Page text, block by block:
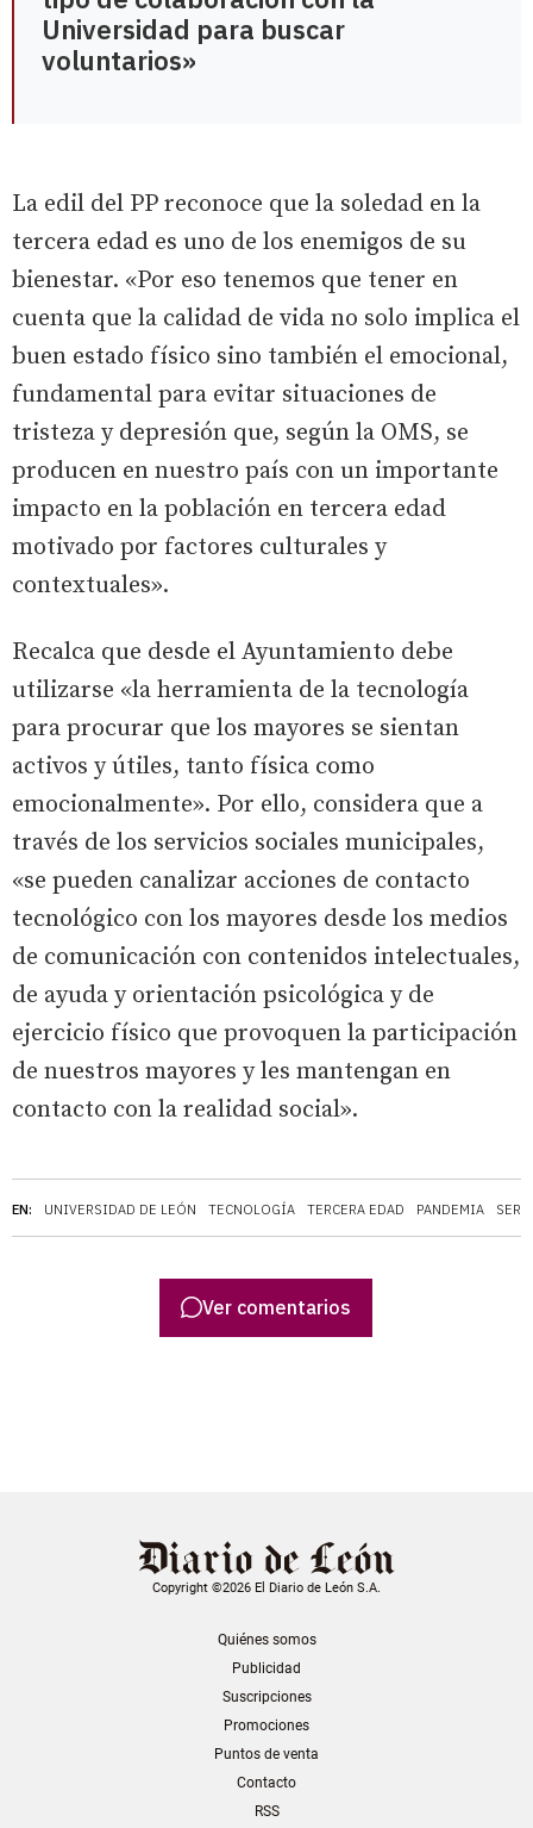
EN: UNIVERSIDAD DE LEÓN TECNOLOGÍA TERCERA EDAD PANDEMIA
Universidad para buscar
voluntarios»
La edil del PP reconoce que la soledad en la
tercera edad es uno de los enemigos de su
bienestar. «Por eso tenemos que tener en
cuenta que la calidad de vida no solo implica el
buen estado físico sino también el emocional,
fundamental para evitar situaciones de
tristeza y depresión que, según la OMS, se
producen en nuestro país con un importante
impacto en la población en tercera edad
motivado por factores culturales y
contextuales».
Recalca que desde el Ayuntamiento debe
utilizarse «la herramienta de la tecnología
para procurar que los mayores se sientan
activos y útiles, tanto física como
emocionalmente». Por ello, considera que a
través de los servicios sociales municipales,
«se pueden canalizar acciones de contacto
tecnológico con los mayores desde los medios
de comunicación con contenidos intelectuales,
de ayuda y orientación psicológica y de
ejercicio físico que provoquen la participación
de nuestros mayores y les mantengan en
contacto con la realidad social».
Ver comentarios
Copyright ©2026 El Diario de León S.A.
Quiénes somos
Publicidad
Suscripciones
Promociones
Puntos de venta
Contacto
RSS